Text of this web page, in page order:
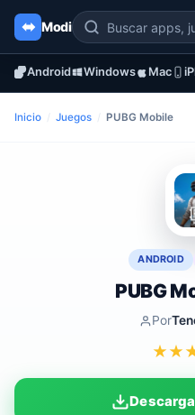
Modi
Android Windows Mac
Inicio / Juegos / PUBG Mobile
ANDROID
PUBG
Por
★★